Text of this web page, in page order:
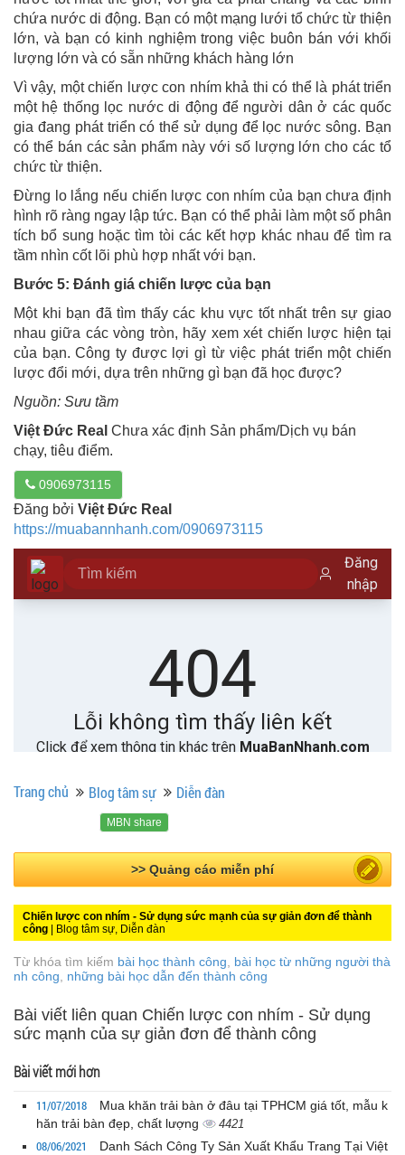
chứa nước di động. Bạn có một mạng lưới tổ chức từ thiện
lớn, và bạn có kinh nghiệm trong việc buôn bán với khối
lượng lớn và có sẵn những khách hàng lớn
Vì vậy, một chiến lược con nhím khả thi có thể là phát triển
một hệ thống lọc nước di động để người dân ở các quốc
gia đang phát triển có thể sử dụng để lọc nước sông. Bạn
có thể bán các sản phẩm này với số lượng lớn cho các tổ
chức từ thiện.
Đừng lo lắng nếu chiến lược con nhím của bạn chưa định
hình rõ ràng ngay lập tức. Bạn có thể phải làm một số phân
tích bổ sung hoặc tìm tòi các kết hợp khác nhau để tìm ra
tầm nhìn cốt lõi phù hợp nhất với bạn.
Bước 5: Đánh giá chiến lược của bạn
Một khi bạn đã tìm thấy các khu vực tốt nhất trên sự giao
nhau giữa các vòng tròn, hãy xem xét chiến lược hiện tại
của bạn. Công ty được lợi gì từ việc phát triển một chiến
lược đổi mới, dựa trên những gì bạn đã học được?
Nguồn: Sưu tầm
Việt Đức Real Chưa xác định Sản phẩm/Dịch vụ bán
chạy, tiêu điểm.
0906973115
Đăng bởi Việt Đức Real
https://muabannhanh.com/0906973115
Trang chủ Blog tâm sự Diễn đàn
MBN share
>> Quảng cáo miễn phí
Chiến lược con nhím - Sử dụng sức mạnh của sự giản đơn để thành
công | Blog tâm sự, Diễn đàn
Từ khóa tìm kiếm bài học thành công
bài học từ những người thà
nh công
những bài học dẫn đến thành công
Bài viết liên quan Chiến lược con nhím - Sử dụng
sức mạnh của sự giản đơn để thành công
Bài viết mới hơn
11/07/2018
Mua khăn trải bàn ở đâu tại TPHCM giá tốt, mẫu k
hăn trải bàn đẹp, chất lượng
4421
08/06/2021
Danh Sách Công Ty Sản Xuất Khẩu Trang Tại Việt